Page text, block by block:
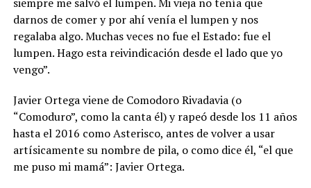
darnos de comer y por ahí venía el lumpen y nos
regalaba algo. Muchas veces no fue el Estado: fue el
lumpen. Hago esta reivindicación desde el lado que yo
vengo”.
Javier Ortega viene de Comodoro Rivadavia (o
“Comoduro”, como la canta él) y rapeó desde los 11 años
hasta el 2016 como Asterisco, antes de volver a usar
artísicamente su nombre de pila, o como dice él, “el que
me puso mi mamá”: Javier Ortega.